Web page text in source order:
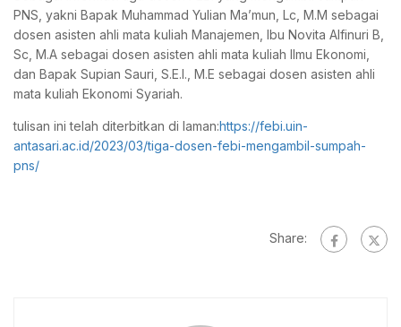
PNS, yakni Bapak Muhammad Yulian Ma’mun, Lc, M.M sebagai
dosen asisten ahli mata kuliah Manajemen, Ibu Novita Alfinuri B,
Sc, M.A sebagai dosen asisten ahli mata kuliah Ilmu Ekonomi,
dan Bapak Supian Sauri, S.E.I., M.E sebagai dosen asisten ahli
mata kuliah Ekonomi Syariah.
tulisan ini telah diterbitkan di laman:https://febi.uin-
antasari.ac.id/2023/03/tiga-dosen-febi-mengambil-sumpah-
pns/
Share: